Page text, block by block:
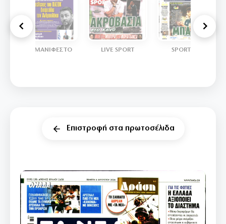
ΤΟ ΜΑΝΙΦΕΣΤΟ LIVE SPORT SPORTDAY
Επιστροφή στα πρωτοσέλιδα